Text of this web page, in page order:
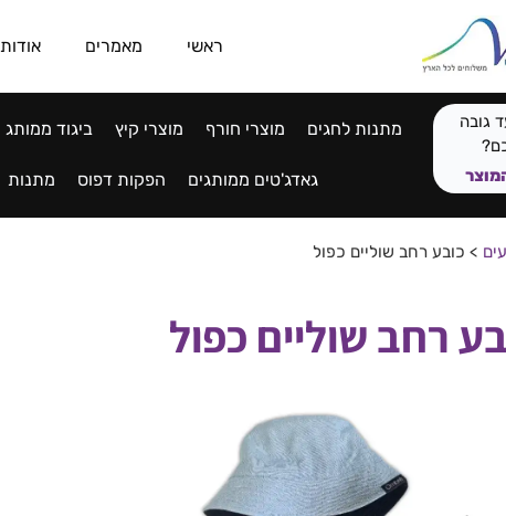
ראשי מאמרים אודות
גובה
מתנות לחגים מוצרי חורף מוצרי קיץ ביגוד ממותג
גאדג'טים ממותגים הפקות דפוס מתנות
> כובע רחב שוליים כפול
רחב שוליים כפול